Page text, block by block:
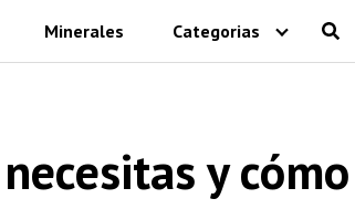
Minerales Categorias
y cómo